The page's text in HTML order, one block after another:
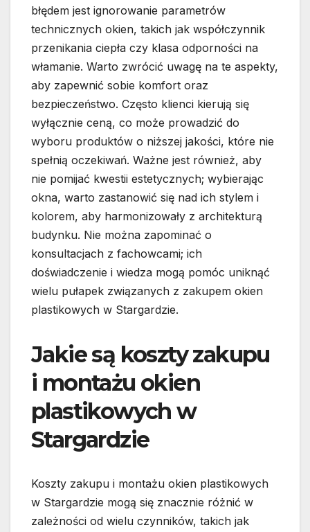
błędem jest ignorowanie parametrów
technicznych okien, takich jak współczynnik
przenikania ciepła czy klasa odporności na
włamanie. Warto zwrócić uwagę na te aspekty,
aby zapewnić sobie komfort oraz
bezpieczeństwo. Często klienci kierują się
wyłącznie ceną, co może prowadzić do
wyboru produktów o niższej jakości, które nie
spełnią oczekiwań. Ważne jest również, aby
nie pomijać kwestii estetycznych; wybierając
okna, warto zastanowić się nad ich stylem i
kolorem, aby harmonizowały z architekturą
budynku. Nie można zapominać o
konsultacjach z fachowcami; ich
doświadczenie i wiedza mogą pomóc uniknąć
wielu pułapek związanych z zakupem okien
plastikowych w Stargardzie.
Jakie są koszty zakupu
i montażu okien
plastikowych w
Stargardzie
Koszty zakupu i montażu okien plastikowych
w Stargardzie mogą się znacznie różnić w
zależności od wielu czynników, takich jak